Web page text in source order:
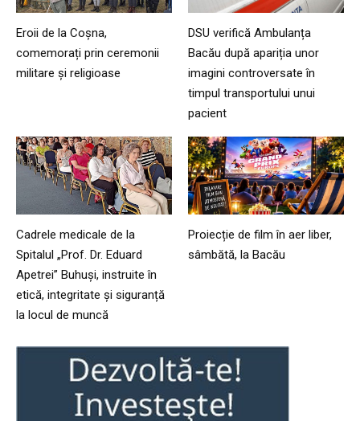
Eroii de la Coșna,
comemorați prin ceremonii
militare și religioase
DSU verifică Ambulanța
Bacău după apariția unor
imagini controversate în
timpul transportului unui
pacient
Cadrele medicale de la
Spitalul „Prof. Dr. Eduard
Apetrei” Buhuși, instruite în
etică, integritate și siguranță
la locul de muncă
Proiecție de film în aer liber,
sâmbătă, la Bacău